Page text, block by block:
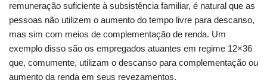
remuneração suficiente à subsistência familiar, é natural que as
pessoas não utilizem o aumento do tempo livre para descanso,
mas sim com meios de complementação de renda. Um
exemplo disso são os empregados atuantes em regime 12×36
que, comumente, utilizam o descanso para complementação ou
aumento da renda em seus revezamentos.